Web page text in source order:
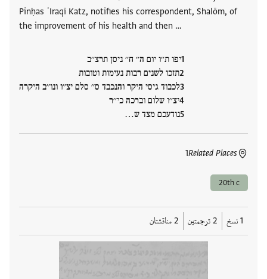
Pinḥas ʿIraqī Katz, notifies his correspondent, Shalōm, of
the improvement of his health and then …
יפו ת׳׳ו יום ה׳׳ ח׳׳ ניסן תרצ׳׳ב
תזכו לשנים רבות נעימות וטובות
לכבוד גיסי היקר והנכבד ס׳׳ סלם יצ׳׳ו ונו׳׳ב היקרה
יצ׳׳ו שלום וברכה כי׳׳ר
נודעכם מצד ש…
Related Places
1
20th c
1 نسخ 2 ترجمتين 2 مناقشتان